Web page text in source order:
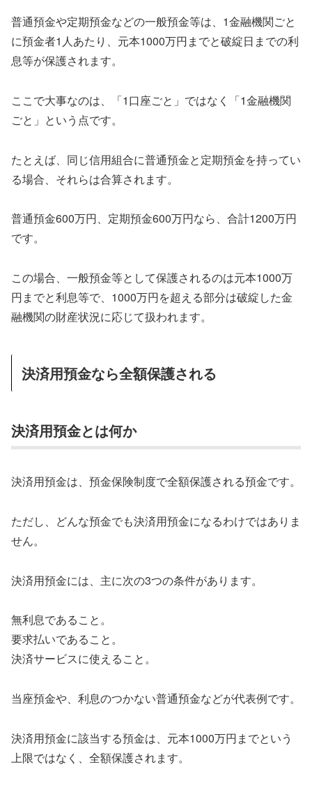
普通預金や定期預金などの一般預金等は、1金融機関ごと
に預金者1人あたり、元本1000万円までと破綻日までの利
息等が保護されます。
ここで大事なのは、「1口座ごと」ではなく「1金融機関
ごと」という点です。
たとえば、同じ信用組合に普通預金と定期預金を持ってい
る場合、それらは合算されます。
普通預金600万円、定期預金600万円なら、合計1200万円
です。
この場合、一般預金等として保護されるのは元本1000万
円までと利息等で、1000万円を超える部分は破綻した金
融機関の財産状況に応じて扱われます。
決済用預金なら全額保護される
決済用預金とは何か
決済用預金は、預金保険制度で全額保護される預金です。
ただし、どんな預金でも決済用預金になるわけではありま
せん。
決済用預金には、主に次の3つの条件があります。
無利息であること。
要求払いであること。
決済サービスに使えること。
当座預金や、利息のつかない普通預金などが代表例です。
決済用預金に該当する預金は、元本1000万円までという
上限ではなく、全額保護されます。